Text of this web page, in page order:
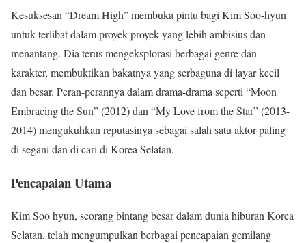
Kesuksesan “Dream High” membuka pintu bagi Kim Soo-hyun
untuk terlibat dalam proyek-proyek yang lebih ambisius dan
menantang. Dia terus mengeksplorasi berbagai genre dan
karakter, membuktikan bakatnya yang serbaguna di layar kecil
dan besar. Peran-perannya dalam drama-drama seperti “Moon
Embracing the Sun” (2012) dan “My Love from the Star” (2013-
2014) mengukuhkan reputasinya sebagai salah satu aktor paling
di segani dan di cari di Korea Selatan.
Pencapaian Utama
Kim Soo hyun, seorang bintang besar dalam dunia hiburan Korea
Selatan, telah mengumpulkan berbagai pencapaian gemilang